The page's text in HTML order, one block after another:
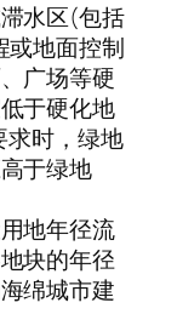
水区(包括
或地面控制
广场等硬
于硬化地
求时，绿地
于绿地
地年径流
块的年径
绵城市建